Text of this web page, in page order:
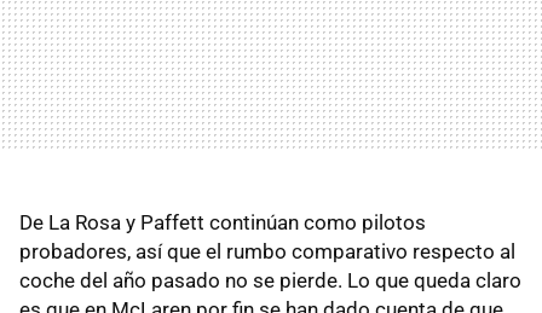
De La Rosa y Paffett continúan como pilotos
probadores, así que el rumbo comparativo respecto al
coche del año pasado no se pierde. Lo que queda claro